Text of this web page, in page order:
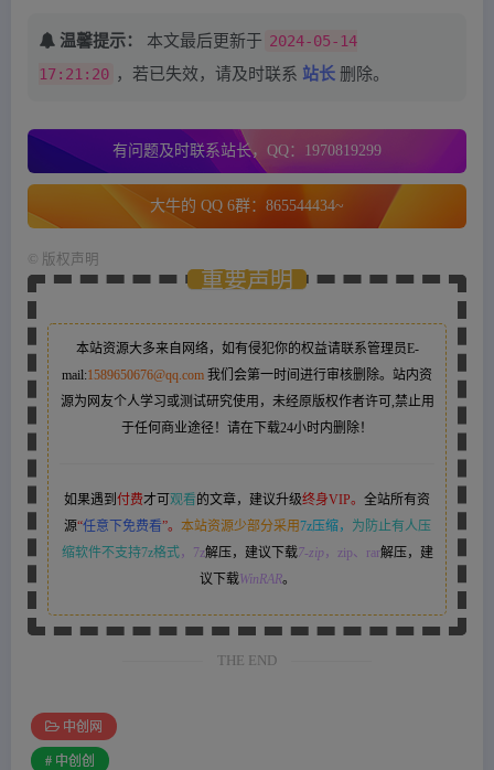
温馨提示： 本文最后更新于 2024-05-14
17:21:20 ，若已失效，请及时联系 站长 删除。
有问题及时联系站长，QQ：1970819299
大牛的 QQ 6群：865544434~
版权声明
重要声明
本站资源大多来自网络，如有侵犯你的权益请联系管理员E-
mail:1589650676@qq.com 我们会第一时间进行审核删除。站内资
源为网友个人学习或测试研究使用，未经原版权作者许可,禁止用
于任何商业途径！请在下载24小时内删除！
如果遇到 付费才可 观看 的文章，建议升级终身VIP。 全站所有资
源“任意下免费看”。 本站资源少部分采用7z压缩，
为防止有人压
缩软件不支持7z格式，7z解压，建议下载7-zip，zip、rar解压，建
议下载WinRAR。
THE END
中创网
# 中创创